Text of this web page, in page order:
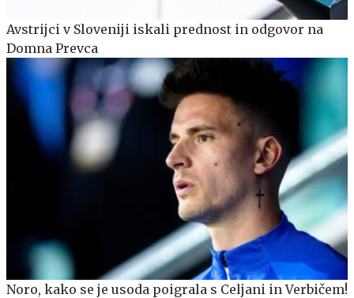
Avstrijci v Sloveniji iskali prednost in odgovor na
Domna Prevca
Noro, kako se je usoda poigrala s Celjani in Verbičem!